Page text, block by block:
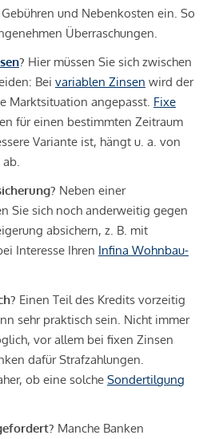
und Nebenkosten ein. So
Überraschungen.
? Hier müssen Sie sich zwischen
Bei variablen Zinsen wird der
Marktsituation angepasst. Fixe
für einen bestimmten Zeitraum
Variante ist, hängt u. a. von
Neben einer
Sie sich noch anderweitig gegen
absichern, z. B. mit
Interesse Ihren Infina Wohnbau-
Einen Teil des Kredits vorzeitig
sehr praktisch sein. Nicht immer
vor allem bei fixen Zinsen
dafür Strafzahlungen.
ob eine solche Sondertilgung
Manche Banken